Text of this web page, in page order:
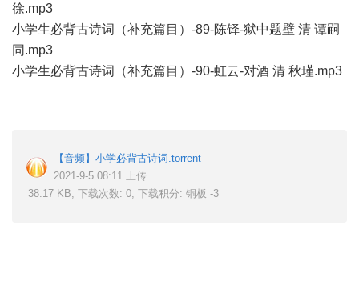
徐.mp3
小学生必背古诗词（补充篇目）-89-陈铎-狱中题壁 清 谭嗣
同.mp3
小学生必背古诗词（补充篇目）-90-虹云-对酒 清 秋瑾.mp3
【音频】小学必背古诗词.torrent
2021-9-5 08:11 上传
38.17 KB, 下载次数: 0, 下载积分: 铜板 -3